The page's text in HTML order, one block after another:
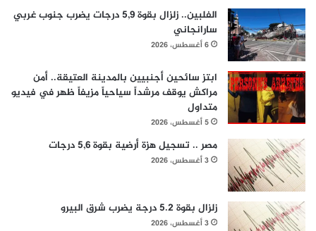
الفلبين.. زلزال بقوة 5,9 درجات يضرب جنوب غربي
سارانجاني
6 أغسطس، 2026
ابتز سائحين أجنبيين بالمدينة العتيقة.. أمن
مراكش يوقف مرشداً سياحياً مزيفاً ظهر في فيديو
متداول
5 أغسطس، 2026
مصر .. تسجيل هزة أرضية بقوة 5,6 درجات
3 أغسطس، 2026
زلزال بقوة 5.2 درجة يضرب شرق البيرو
3 أغسطس، 2026